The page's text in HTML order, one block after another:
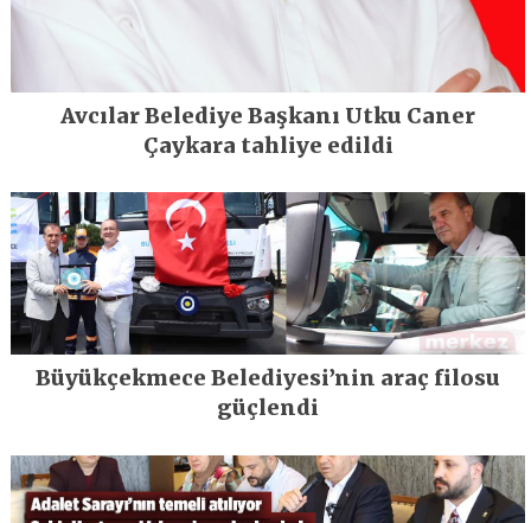
Avcılar Belediye Başkanı Utku Caner
Çaykara tahliye edildi
Büyükçekmece Belediyesi’nin araç filosu
güçlendi